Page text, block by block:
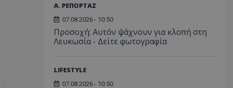
Α. ΡΕΠΟΡΤΑΖ
07.08.2026 - 10:50
Προσοχή: Αυτόν ψάχνουν για κλοπή στη
Λευκωσία - Δείτε φωτογραφία
LIFESTYLE
07.08.2026 - 10:50